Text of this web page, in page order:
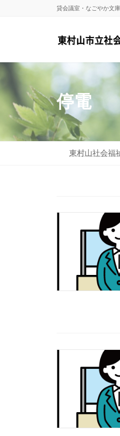
ン
へ
ー
ョ
貸会議室・なごやか文
停電
東村山社会福